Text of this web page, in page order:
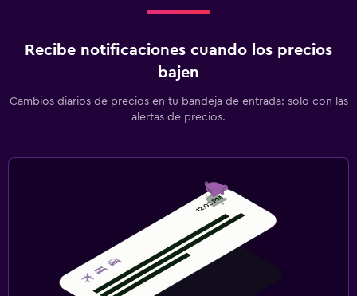
Gimnasio
Recibe notificaciones cuando los precios
bajen
Cambios diarios de precios en tu bandeja de entrada: solo con las
alertas de precios.